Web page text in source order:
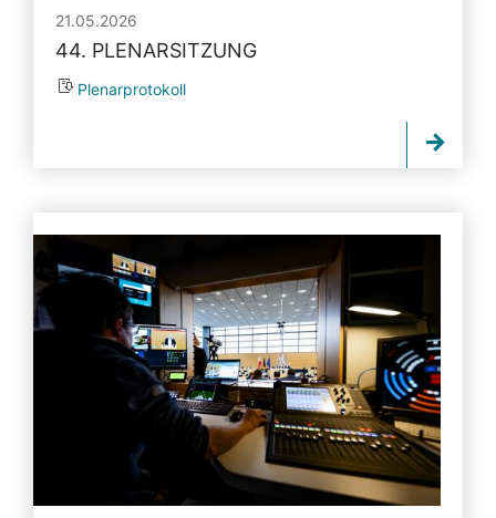
21.05.2026
44. PLENARSITZUNG
Plenarprotokoll